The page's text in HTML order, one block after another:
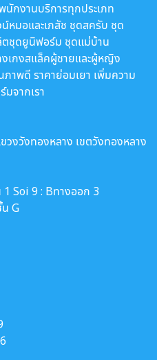
กงานบริการทุกประเภท
หมอและเภสัช ชุดสครับ ชุด
ตชุดยูนิฟอร์ม ชุดแม่บ้าน
งเกงสแล็คผู้ชายและผู้หญิง
าพดี ราคาย่อมเยา เพิ่มความ
จากเรา
งวังทองหลาง เขตวังทองหลาง
1 Soi 9 : Bทางออก 3
G